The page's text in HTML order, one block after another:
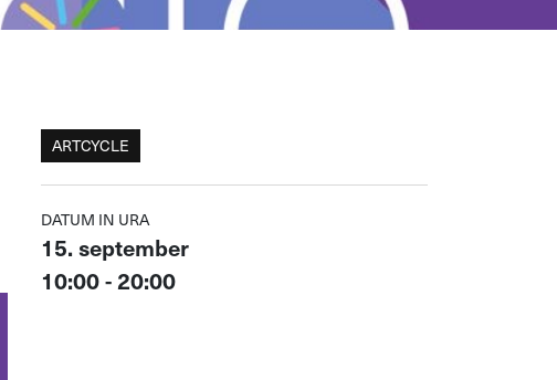
ARTCYCLE
DATUM IN URA
15. september
10:00 - 20:00